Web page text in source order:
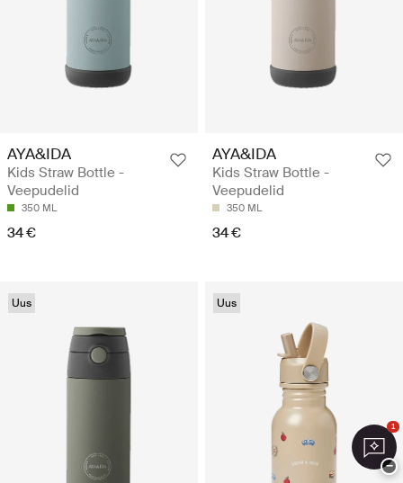
AYA&IDA
Kids Straw Bottle -
Veepudelid
350 ML
34 €
AYA&IDA
Kids Straw Bottle -
Veepudelid
350 ML
34 €
Uus Uus
1
−